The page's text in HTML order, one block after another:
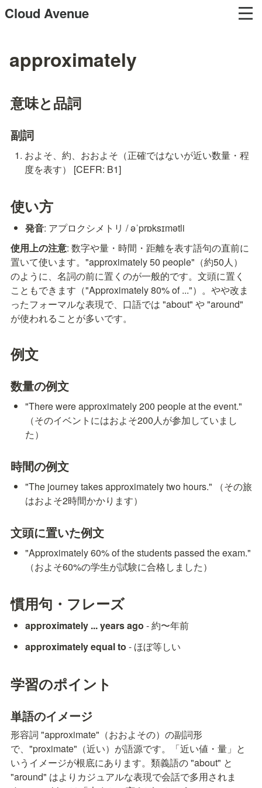
Cloud Avenue
approximately
意味と品詞
副詞
およそ、約、おおよそ（正確ではないが近い数量・程
度を表す） [CEFR: B1]
使い方
発音: アプロクシメトリ / əˈprɒksɪmətli
使用上の注意: 数字や量・時間・距離を表す語句の直前に
置いて使います。"approximately 50 people"（約50人）
のように、名詞の前に置くのが一般的です。文頭に置く
こともできます（"Approximately 80% of ..."）。やや改ま
ったフォーマルな表現で、口語では "about" や "around"
が使われることが多いです。
例文
数量の例文
"There were approximately 200 people at the event."
（そのイベントにはおよそ200人が参加していまし
た）
時間の例文
"The journey takes approximately two hours." （その旅
はおよそ2時間かかります）
文頭に置いた例文
"Approximately 60% of the students passed the exam."
（およそ60%の学生が試験に合格しました）
慣用句・フレーズ
approximately ... years ago - 約〜年前
approximately equal to - ほぼ等しい
学習のポイント
単語のイメージ
形容詞 "approximate"（おおよその）の副詞形
で、"proximate"（近い）が語源です。「近い値・量」と
いうイメージが根底にあります。類義語の "about" と
"around" はよりカジュアルな表現で会話で多用されま